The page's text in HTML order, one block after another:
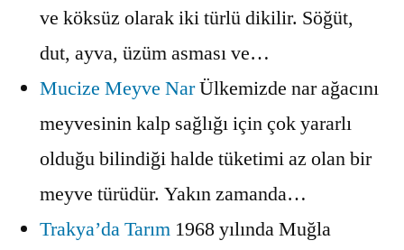
ve köksüz olarak iki türlü dikilir. Söğüt,
dut, ayva, üzüm asması ve…
Mucize Meyve NarÜlkemizde nar ağacını
meyvesinin kalp sağlığı için çok yararlı
olduğu bilindiği halde tüketimi az olan bir
meyve türüdür. Yakın zamanda…
Trakya’da Tarım 1968 yılında Muğla